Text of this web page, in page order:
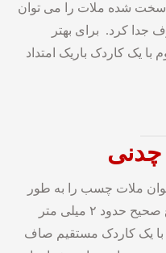
سخت شده ملات را می توان
کرد. برای بهتر
یک کاردک باریک امتداد
چدنی
توان ملات چسب را به طور
مساوی توزیع کرد و آن را در ارتفاع صحیح حدود ۲ میلی متر
یک کاردک مستقیم صاف